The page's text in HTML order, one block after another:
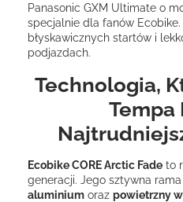
Panasonic GXM Ultimate o
specjalnie dla fanów Ecobike.
błyskawicznych startów i
podjazdach.
Technologia,
Tempa
Ecobike CORE Arctic Fadeto
generacji. Jego sztywna
aluminiumoraz powietrzny